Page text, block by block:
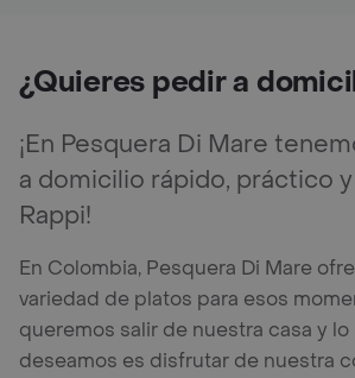
¿Quieres pedir a
¡En Pesquera Di Mare
a domicilio rápido, práctico
Rappi!
En Colombia, Pesquera Di Mare
variedad de platos para esos
queremos salir de nuestra casa y
deseamos es disfrutar de nuestra